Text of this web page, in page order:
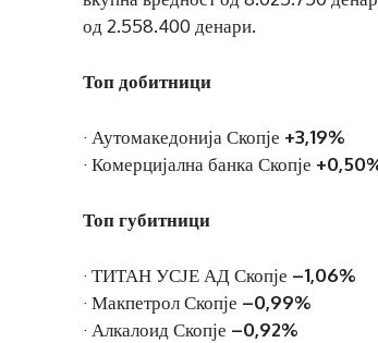
од 2.558.400 денари.
Топ добитници
· Аутомакедонија Скопје +3,19%
· Комерцијална банка Скопје
Топ губитници
· ТИТАН УСЈЕ АД Скопје –1,06%
· Макпетрол Скопје –0,99%
· Алкалоид Скопје –0,92%